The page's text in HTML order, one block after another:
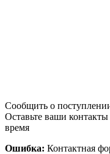
Сообщить о
Оставьте ваши
время
Ошибка: Контактная